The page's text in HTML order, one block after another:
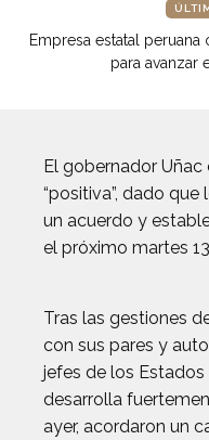
Empresa estatal peruana
para avanzar
El gobernador
“positiva”, dado
un acuerdo y
el próximo martes
Tras las gestiones
con sus pares y
jefes de los
desarrolla
ayer, acordaron un